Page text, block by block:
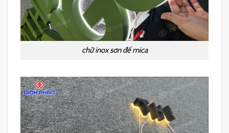
chữ inox sơn đế mica